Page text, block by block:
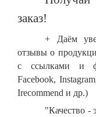
заказ!
+ Даём
отзывы о
с ссылками и
Facebook,
Irecommend и др.)
"Качество -